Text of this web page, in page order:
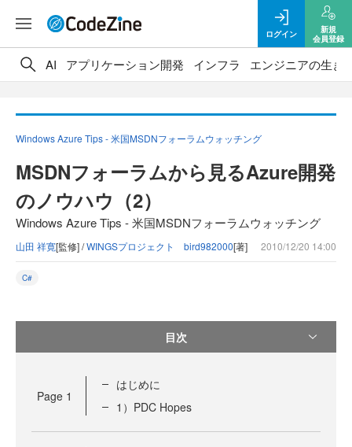
ログイン
新規
会員登録
AI アプリケーション開発 インフラ エンジニアの生き
Windows Azure Tips - 米国MSDNフォーラムウォッチング
MSDNフォーラムから見るAzure開発
のノウハウ（2）
Windows Azure Tips - 米国MSDNフォーラムウォッチング
山田 祥寛[監修] /WINGSプロジェクト bird982000[著] 2010/12/20 14:00
C#
目次
Page 1
はじめに
1）PDC Hopes